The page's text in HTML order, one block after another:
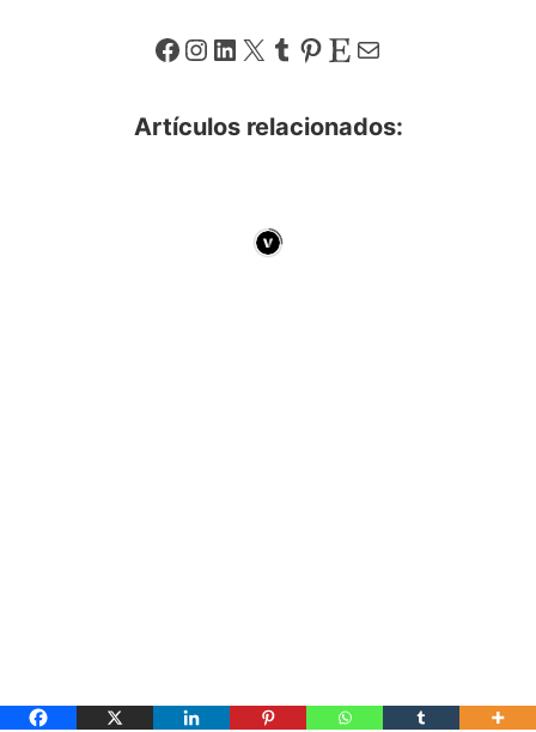
Facebook
Instagram
LinkedIn
X Tumblr
Pinterest
EtsyCorreo electrónico
Artículos relacionados: